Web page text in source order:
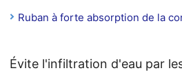
Ruban à forte absorption de la
Évite l'infiltration d'eau par